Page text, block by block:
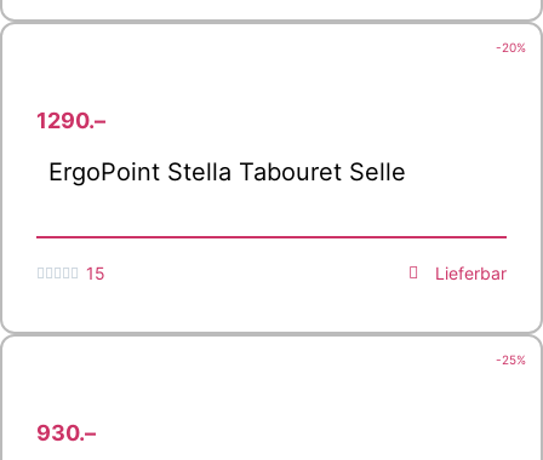
-20%
1290.–
ErgoPoint Stella Tabouret Selle
15
 Lieferbar
-25%
930.–